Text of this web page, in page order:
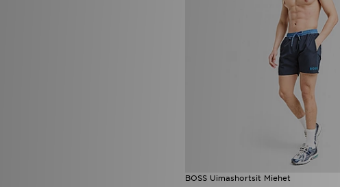
BOSS Uimashortsit Miehet